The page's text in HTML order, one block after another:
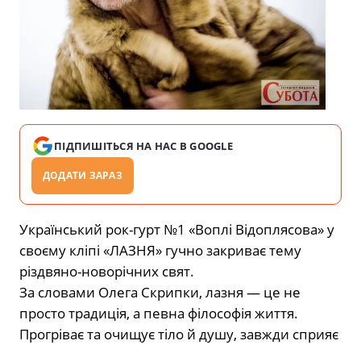
ПІДПИШІТЬСЯ НА НАС В GOOGLE
ДОДАТИ ЗАРАЗ
Український рок-гурт №1 «Воплі Відоплясова» у
своєму кліпі «ЛАЗНЯ» гучно закриває тему
різдвяно-новорічних свят.
За словами Олега Скрипки, лазня — це не
просто традиція, а певна філософія життя.
Прогріває та очищує тіло й душу, завжди сприяє